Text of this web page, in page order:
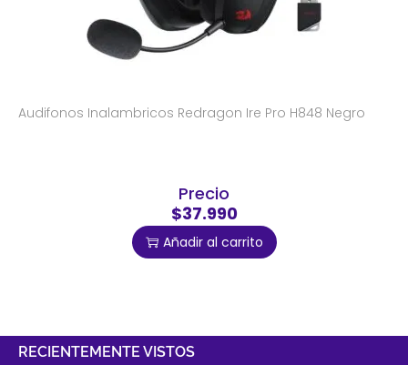
Audifonos Inalambricos Redragon Ire Pro H848 Negro
Precio
$37.990
Añadir al carrito
RECIENTEMENTE VISTOS